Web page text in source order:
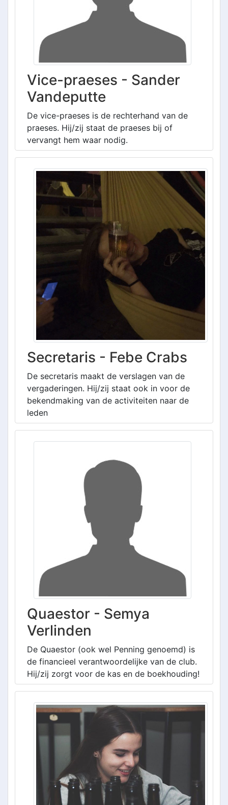
Vice-praeses - Sander
Vandeputte
De vice-praeses is de rechterhand van de
praeses. Hij/zij staat de praeses bij of
vervangt hem waar nodig.
Secretaris - Febe Crabs
De secretaris maakt de verslagen van de
vergaderingen. Hij/zij staat ook in voor de
bekendmaking van de activiteiten naar de
leden
Quaestor - Semya
Verlinden
De Quaestor (ook wel Penning genoemd) is
de financieel verantwoordelijke van de club.
Hij/zij zorgt voor de kas en de boekhouding!